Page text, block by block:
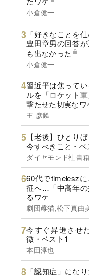
小倉健一
「好きなことを
豊田章男の回答
も出なかった
小倉健一
習近平は焦って
ルを「ロケット
撃たせた切実なワ
王 彦麟
【老後】ひとり
今すべきこと・ベ
ダイヤモンド社書
60代でtimelesz
征へ…「中高年の
るワケ
劇団雌猫,松下真由
今すぐ昇進させ
徴・ベスト1
本田淳也
「認知症」にな